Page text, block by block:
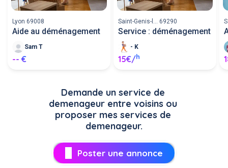
Lyon 69008
Aide au déménagement
Sam T
-- €
Saint-Genis-l... 69290
Service : déménagement
- K
15€/h
Demande un service de
demenageur entre voisins ou
proposer mes services de
demenageur.
Poster une annonce